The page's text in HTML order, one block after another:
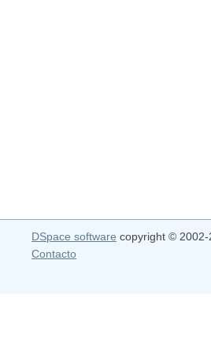
DSpace software copyright © 2002-
Contacto